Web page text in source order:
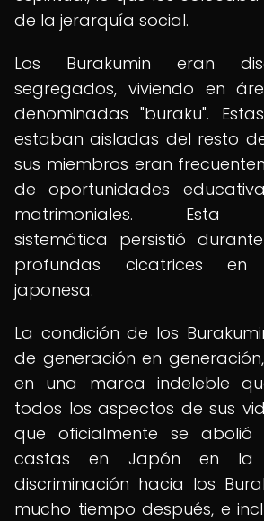
de la jerarquía social.
Los Burakumin eran
segregados, viviendo en
denominadas "buraku".
estaban aisladas del resto
sus miembros eran
de oportunidades
matrimoniales. Esta
sistemática persistió
profundas cicatrices
japonesa.
La condición de los
de generación en
en una marca indeleble
todos los aspectos de sus
que oficialmente se
castas en Japón en la
discriminación hacia los
mucho tiempo después, e